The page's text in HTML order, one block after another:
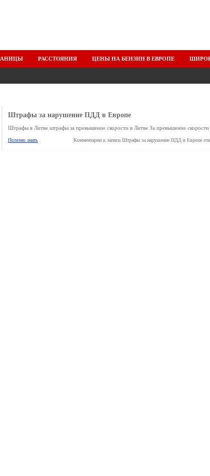
РАССТОЯНИЯ ЦЕНЫ НА БЕНЗИН В ЕВРОПЕ
Штрафы за нарушение ПДД в Европе
Штрафы в Литве штрафы за превышение скорости в Литве За превышение скорости
Полезно знать Комментарии к записи Штрафы за нарушение ПДД в Европе